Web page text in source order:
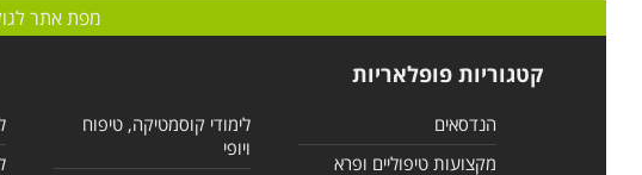
מפת אתר
קטגוריות פופלאריות
הנדסאים
מקצועות טיפוליים ופרא
לימודי קוסמטיקה, טיפוח
ויופי